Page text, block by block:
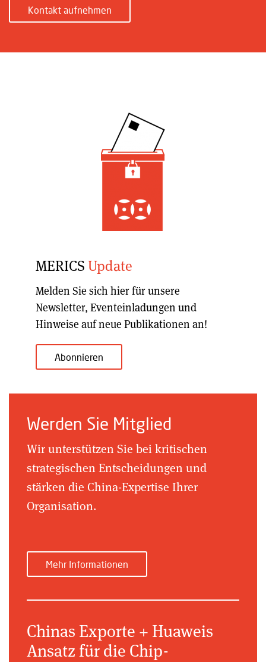
Kontakt aufnehmen
MERICSUpdate
Melden Sie sich hier für unsere
Newsletter, Eventeinladungen und
Hinweise auf neue Publikationen an!
Abonnieren
Werden Sie Mitglied
Wir unterstützen Sie bei kritischen
strategischen Entscheidungen und
stärken die China-Expertise Ihrer
Organisation.
Mehr Informationen
Chinas Exporte + Huaweis
Ansatz für die Chip-